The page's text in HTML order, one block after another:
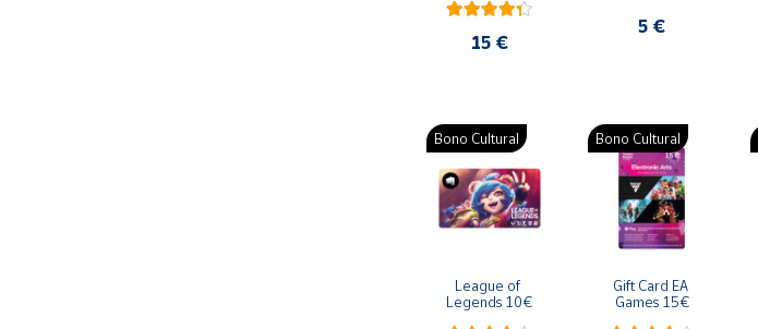
15 €
5 €
Bono Cultural
League of
Legends 10€
Bono Cultural
Gift Card EA
Games 15€